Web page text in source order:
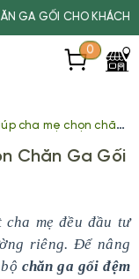
CHO KHÁCH SẠN,
0
chọn chăn ga gối đệm trẻ em đẹp
Chăn Ga Gối
mẹ đều đầu tư
riêng. Để nâng
chăn ga gối đệm